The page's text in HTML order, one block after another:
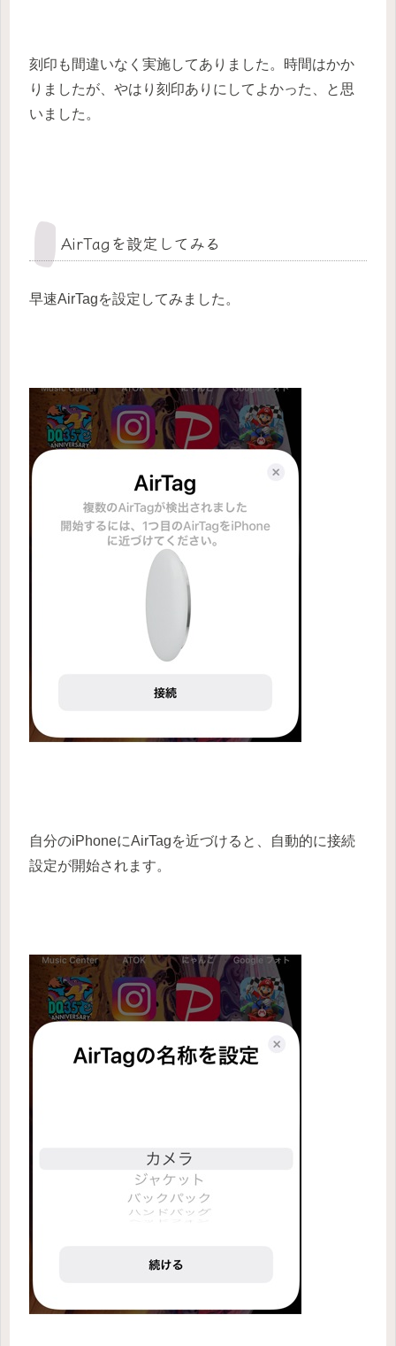
刻印も間違いなく実施してありました。時間はかか
りましたが、やはり刻印ありにしてよかった、と思
いました。
AirTagを設定してみる
早速AirTagを設定してみました。
自分のiPhoneにAirTagを近づけると、自動的に接続
設定が開始されます。